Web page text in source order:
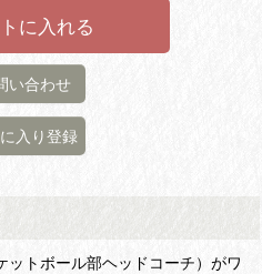
に入れる
い合わせ
入り登録
トボール部ヘッドコーチ）がワ